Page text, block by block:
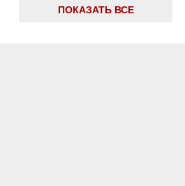
ПОКАЗАТЬ ВСЕ